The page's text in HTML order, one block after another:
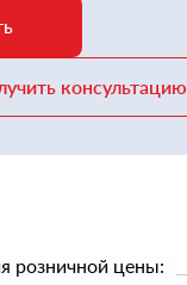
консультацию
розничной цены: